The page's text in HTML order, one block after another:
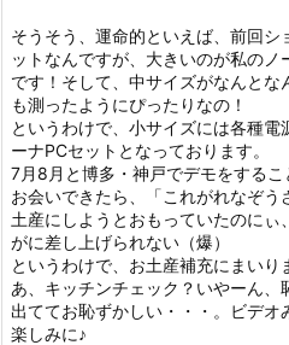
そうそう、運命的といえば、前回
ットなんですが、大きいのが私の
です！そして、中サイズがなんと
も測ったようにぴったりなの！
というわけで、小サイズには各種電
ーナPCセットとなっております。
7月8月と博多・神戸でデモをする
お会いできたら、「これがれなぞ
土産にしようとおもっていたのに
がに差し上げられない（爆）
というわけで、お土産補充にまいり
あ、キッチンチェック？いやーん
出ててお恥ずかしい・・・。ビデ
楽しみに♪